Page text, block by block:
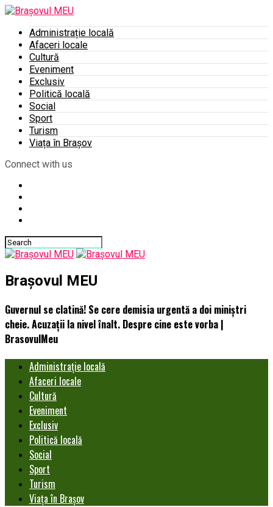
Administrație locală
Afaceri locale
Cultură
Eveniment
Exclusiv
Politică locală
Social
Sport
Turism
Viața în Brașov
Connect with us
Brașovul MEU
Guvernul se clatină! Se cere demisia urgentă a doi miniştri
cheie. Acuzaţii la nivel înalt. Despre cine este vorba |
BrasovulMeu
Administrație locală
Afaceri locale
Cultură
Eveniment
Exclusiv
Politică locală
Social
Sport
Turism
Viața în Brașov